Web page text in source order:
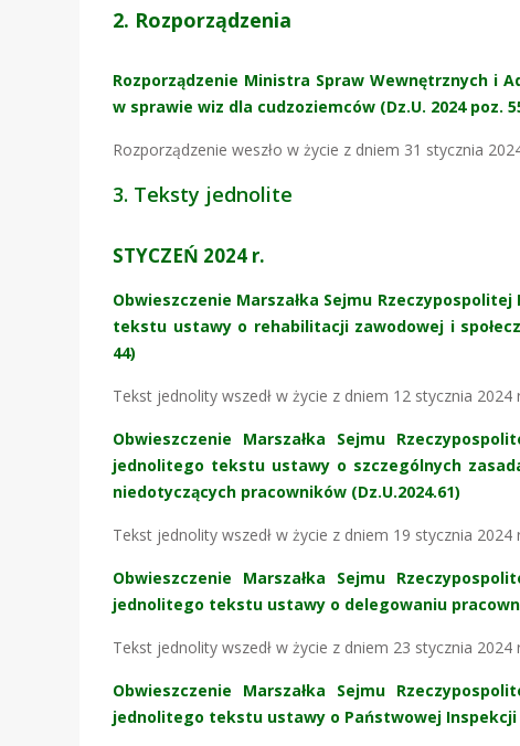
2. Rozporządzenia
Rozporządzenie Ministra Spraw Wewnętrznych i
w sprawie wiz dla cudzoziemców (Dz.U. 2024 poz.
Rozporządzenie weszło w życie z dniem 31 stycznia
3. Teksty jednolite
STYCZEŃ 2024 r.
Obwieszczenie Marszałka Sejmu
tekstu ustawy o rehabilitacji zawodowej i
44)
Tekst jednolity wszedł w życie z dniem 12 stycznia 2024
Obwieszczenie Marszałka Sejmu
jednolitego tekstu ustawy o szczególnych
niedotyczących pracowników (Dz.U.2024.61)
Tekst jednolity wszedł w życie z dniem 19 stycznia 2024
Obwieszczenie Marszałka Sejmu
jednolitego tekstu ustawy o delegowaniu
Tekst jednolity wszedł w życie z dniem 23 stycznia 2024
Obwieszczenie Marszałka Sejmu
jednolitego tekstu ustawy o Państwowej Inspekcji